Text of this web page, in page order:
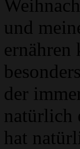
und
ernähren
der
natürlich
hat